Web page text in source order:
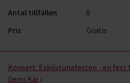
Antal tillfällen
0
Pris
Gratis
Konsert: Eskilstunafesten - en fest
Demi Kai